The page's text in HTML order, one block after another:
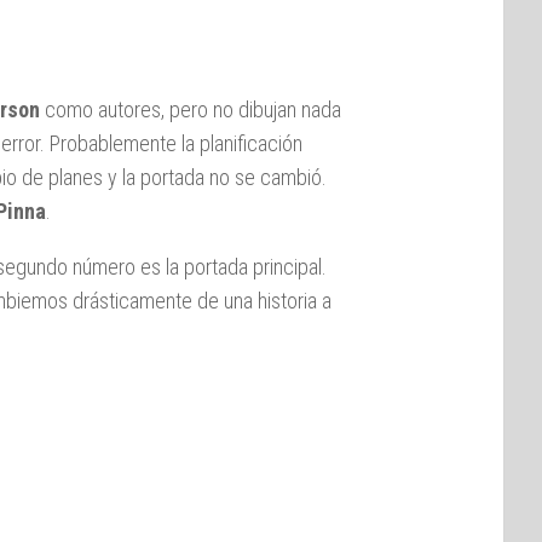
como autores, pero no dibujan nada
Probablemente la planificación
de planes y la portada no se cambió.
número es la portada principal.
drásticamente de una historia a